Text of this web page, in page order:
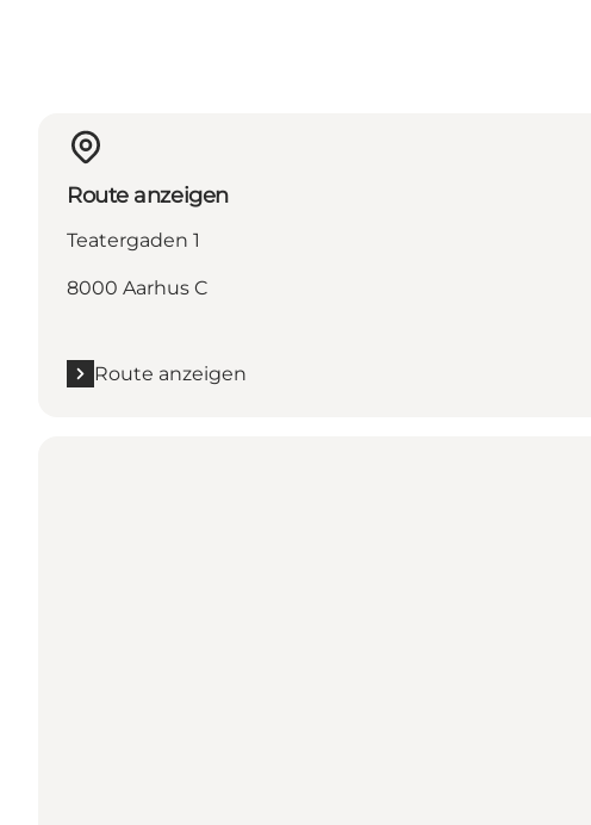
Route anzeigen
Teatergaden 1
8000 Aarhus C
Route anzeigen